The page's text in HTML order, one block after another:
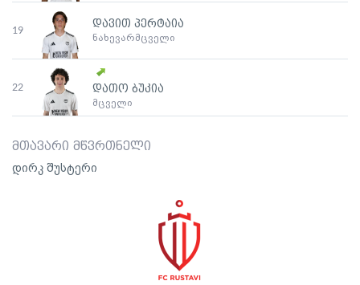
19
დავით პერტაია
ნახევარმცველი
22 დათო ბუკია
მცველი
მთავარი მწვრთნელი
დირკ შუსტერი